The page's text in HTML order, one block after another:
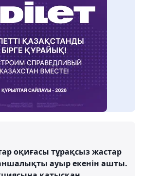
оқиғасы тұрақсыз жастар
ауыр екенін ашты.